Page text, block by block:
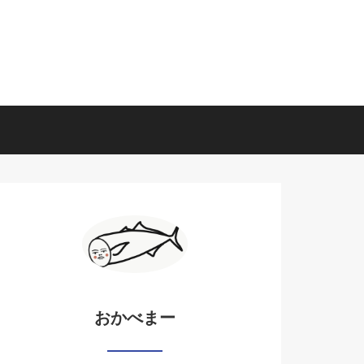
おかべまー